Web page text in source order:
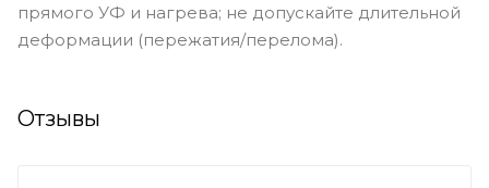
прямого УФ и нагрева; не допускайте длительной
деформации (пережатия/перелома).
Отзывы